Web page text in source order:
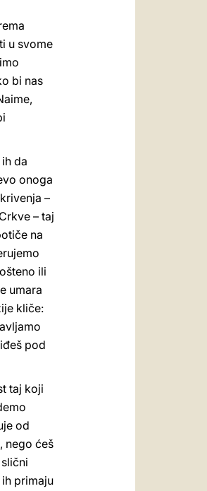
u svome
bi nas
da
onoga
–
– taj
na
ili
umara
kliče:
pod
taj koji
od
nego ćeš
primaju